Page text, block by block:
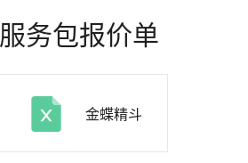
服务包报价单
金蝶精斗